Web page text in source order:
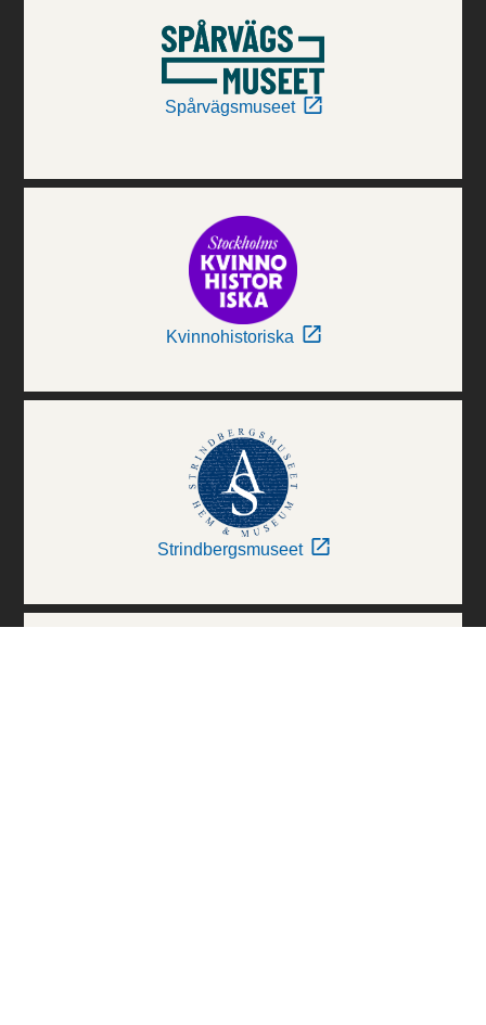
Spårvägsmuseet
Kvinnohistoriska
Strindbergsmuseet